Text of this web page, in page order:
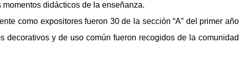
didácticos de la enseñanza.
como expositores fueron 30 de la sección “A” del primer año
y de uso común fueron recogidos de la comunidad